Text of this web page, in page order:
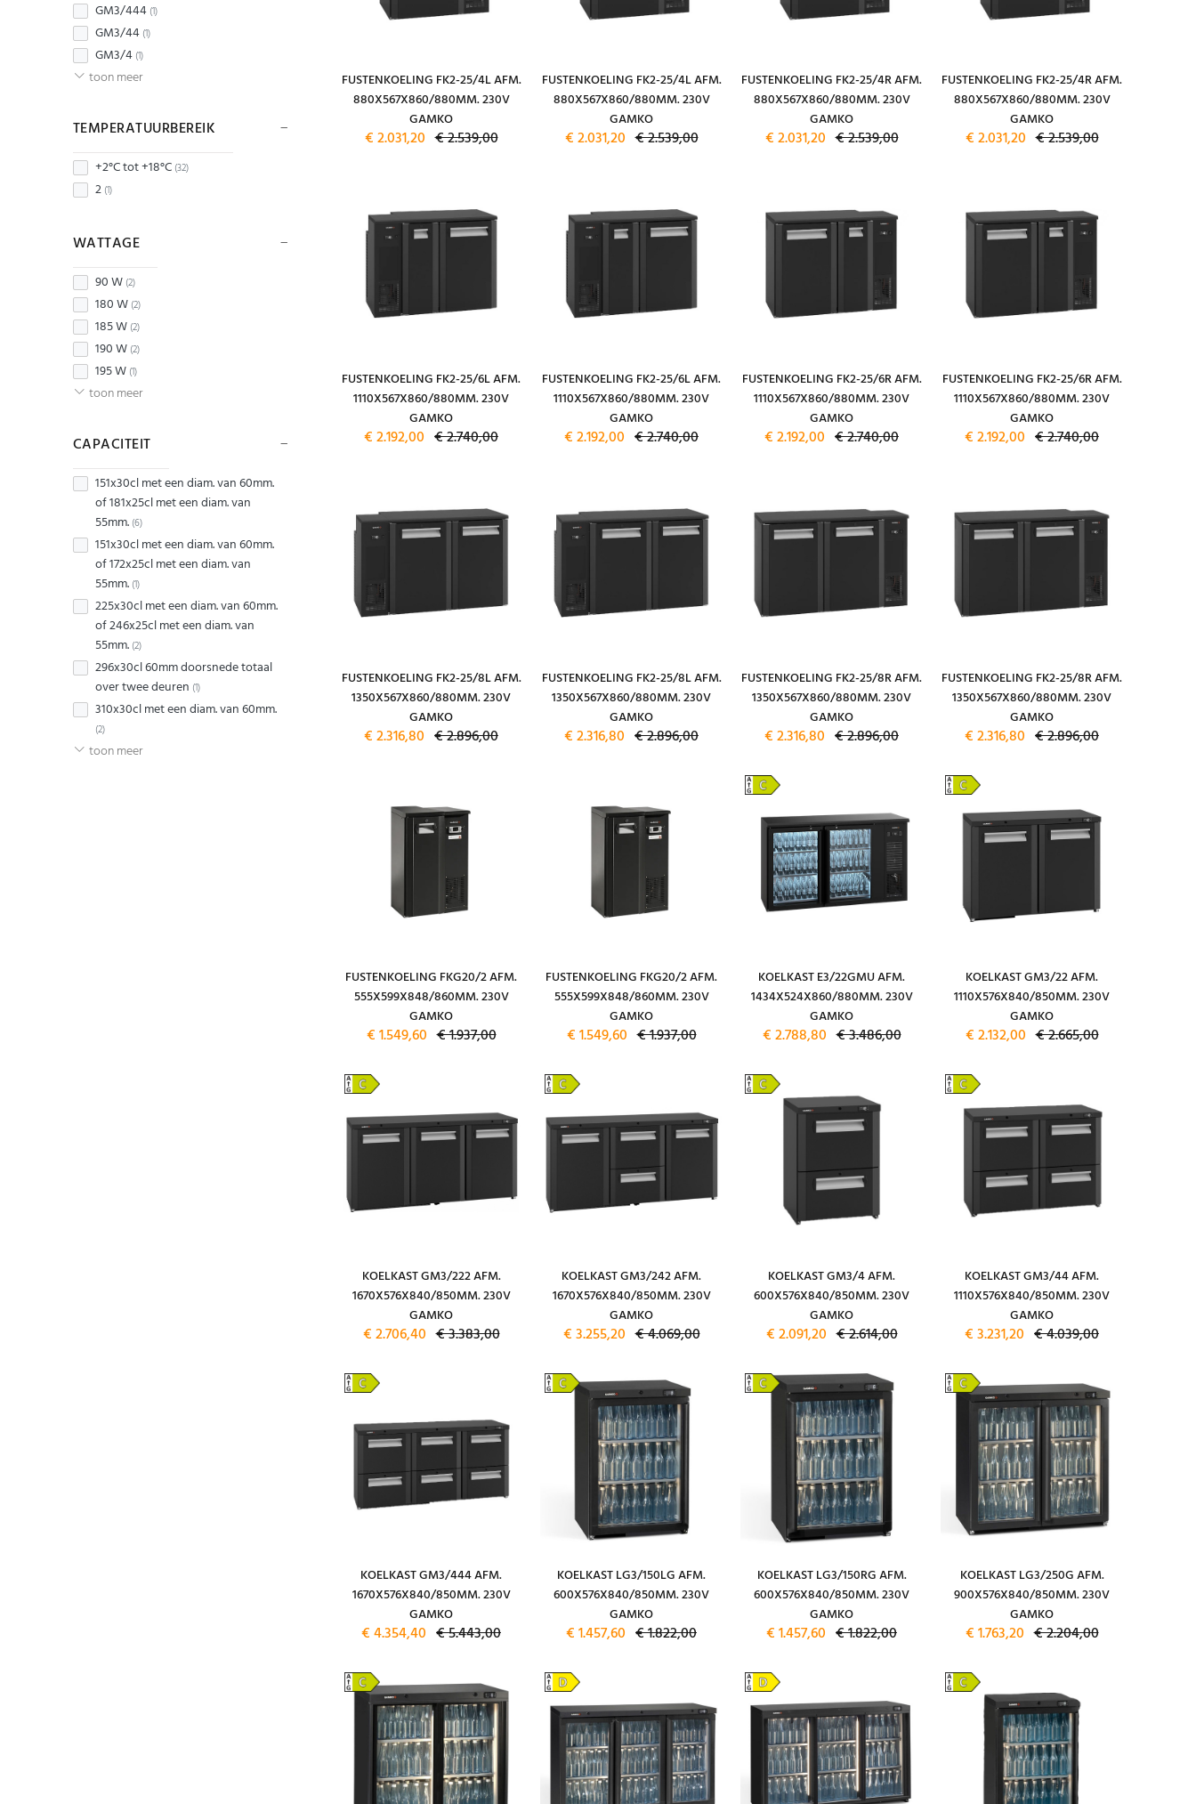
GM3/444 (1)
GM3/44 (1)
GM3/4 (1)
toon meer
TEMPERATUURBEREIK
+2°C tot +18°C (32)
2 (1)
WATTAGE
90 W (2)
180 W (2)
185 W (2)
190 W (2)
195 W (1)
toon meer
CAPACITEIT
151x30cl met een diam. van 60mm.
of 181x25cl met een diam. van
55mm. (6)
151x30cl met een diam. van 60mm.
of 172x25cl met een diam. van
55mm. (1)
225x30cl met een diam. van 60mm.
of 246x25cl met een diam. van
55mm. (2)
296x30cl 60mm doorsnede totaal
over twee deuren (1)
310x30cl met een diam. van 60mm.
(2)
toon meer
FUSTENKOELING FK2-25/4L AFM.
880X567X860/880MM. 230V
GAMKO
€ 2.031,20 € 2.539,00
FUSTENKOELING FK2-25/4L AFM.
880X567X860/880MM. 230V
GAMKO
€ 2.031,20 € 2.539,00
FUSTENKOELING FK2-25/4R AFM.
880X567X860/880MM. 230V
GAMKO
€ 2.031,20 € 2.539,00
FUSTENKOELING FK2-25/4R AFM.
880X567X860/880MM. 230V
GAMKO
€ 2.031,20 € 2.539,00
FUSTENKOELING FK2-25/6L AFM.
1110X567X860/880MM. 230V
GAMKO
€ 2.192,00 € 2.740,00
FUSTENKOELING FK2-25/6L AFM.
1110X567X860/880MM. 230V
GAMKO
€ 2.192,00 € 2.740,00
FUSTENKOELING FK2-25/6R AFM.
1110X567X860/880MM. 230V
GAMKO
€ 2.192,00 € 2.740,00
FUSTENKOELING FK2-25/6R AFM.
1110X567X860/880MM. 230V
GAMKO
€ 2.192,00 € 2.740,00
FUSTENKOELING FK2-25/8L AFM.
1350X567X860/880MM. 230V
GAMKO
€ 2.316,80 € 2.896,00
FUSTENKOELING FK2-25/8L AFM.
1350X567X860/880MM. 230V
GAMKO
€ 2.316,80 € 2.896,00
FUSTENKOELING FK2-25/8R AFM.
1350X567X860/880MM. 230V
GAMKO
€ 2.316,80 € 2.896,00
FUSTENKOELING FK2-25/8R AFM.
1350X567X860/880MM. 230V
GAMKO
€ 2.316,80 € 2.896,00
FUSTENKOELING FKG20/2 AFM.
555X599X848/860MM. 230V
GAMKO
€ 1.549,60 € 1.937,00
FUSTENKOELING FKG20/2 AFM.
555X599X848/860MM. 230V
GAMKO
€ 1.549,60 € 1.937,00
KOELKAST E3/22GMU AFM.
1434X524X860/880MM. 230V
GAMKO
€ 2.788,80 € 3.486,00
KOELKAST GM3/22 AFM.
1110X576X840/850MM. 230V
GAMKO
€ 2.132,00 € 2.665,00
KOELKAST GM3/222 AFM.
1670X576X840/850MM. 230V
GAMKO
€ 2.706,40 € 3.383,00
KOELKAST GM3/242 AFM.
1670X576X840/850MM. 230V
GAMKO
€ 3.255,20 € 4.069,00
KOELKAST GM3/4 AFM.
600X576X840/850MM. 230V
GAMKO
€ 2.091,20 € 2.614,00
KOELKAST GM3/44 AFM.
1110X576X840/850MM. 230V
GAMKO
€ 3.231,20 € 4.039,00
KOELKAST GM3/444 AFM.
1670X576X840/850MM. 230V
GAMKO
€ 4.354,40 € 5.443,00
KOELKAST LG3/150LG AFM.
600X576X840/850MM. 230V
GAMKO
€ 1.457,60 € 1.822,00
KOELKAST LG3/150RG AFM.
600X576X840/850MM. 230V
GAMKO
€ 1.457,60 € 1.822,00
KOELKAST LG3/250G AFM.
900X576X840/850MM. 230V
GAMKO
€ 1.763,20 € 2.204,00